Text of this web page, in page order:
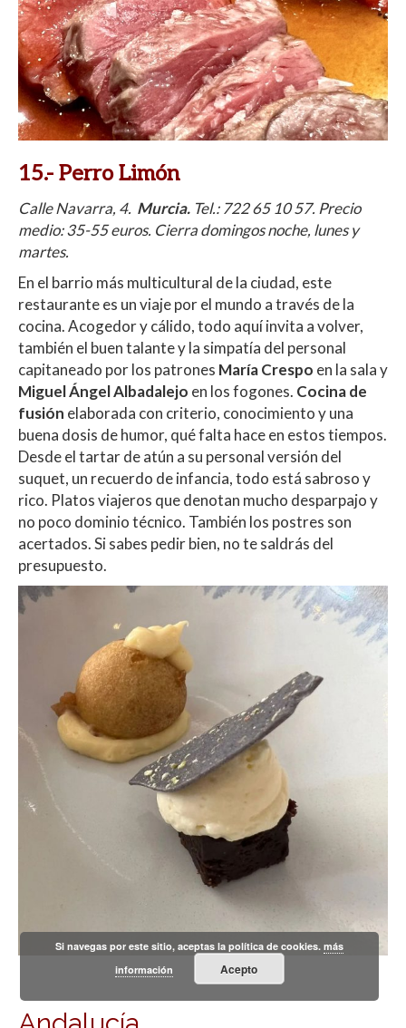
15.- Perro Limón
Calle Navarra, 4. Murcia. Tel.: 722 65 10 57. Precio
medio: 35-55 euros. Cierra domingos noche, lunes y
martes.
En el barrio más multicultural de la ciudad, este
restaurante es un viaje por el mundo a través de la
cocina. Acogedor y cálido, todo aquí invita a volver,
también el buen talante y la simpatía del personal
capitaneado por los patrones María Crespo en la sala y
Miguel Ángel Albadalejo en los fogones. Cocina de
fusión elaborada con criterio, conocimiento y una
buena dosis de humor, qué falta hace en estos tiempos.
Desde el tartar de atún a su personal versión del
suquet, un recuerdo de infancia, todo está sabroso y
rico. Platos viajeros que denotan mucho desparpajo y
no poco dominio técnico. También los postres son
acertados. Si sabes pedir bien, no te saldrás del
presupuesto.
Si navegas por este sitio, aceptas la política de cookies.más
información
Acepto